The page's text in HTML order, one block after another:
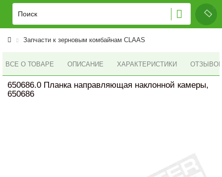
Запчасти к зерновым комбайнам CLAAS
ВСЕ О ТОВАРЕ ОПИСАНИЕ ХАРАКТЕРИСТИКИ ОТЗЫВОВ
650686.0 Планка направляющая наклонной камеры,
650686